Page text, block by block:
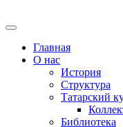
Главная
О нас
История
Структура
Татарский
Библиотека